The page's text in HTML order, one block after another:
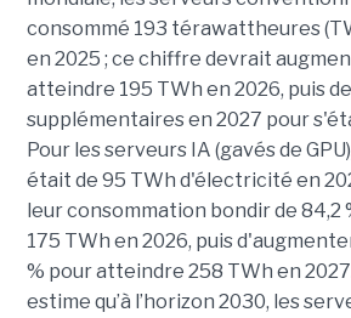
consommé 193 térawattheures
en 2025 ; ce chiffre devrait
atteindre 195 TWh en 2026, puis
supplémentaires en 2027 pour
Pour les serveurs IA (gavés de
était de 95 TWh d'électricité en
leur consommation bondir de 84,2
175 TWh en 2026, puis
% pour atteindre 258 TWh en
estime qu’à l’horizon 2030, les